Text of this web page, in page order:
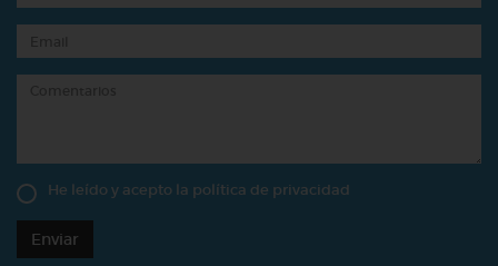
He leído y acepto la política de privacidad
Enviar